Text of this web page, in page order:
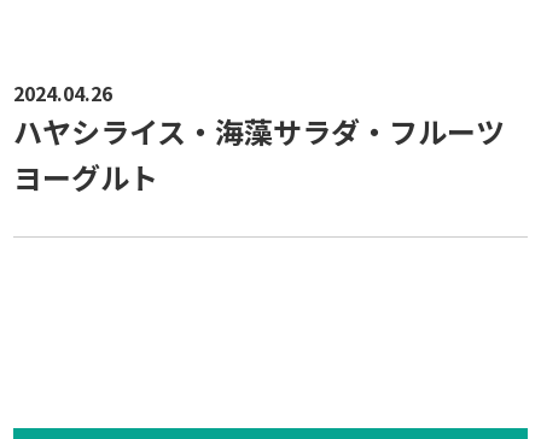
2024.04.26
ハヤシライス・海藻サラダ・フルーツ
ヨーグルト